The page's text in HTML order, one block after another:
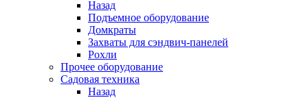
Назад
Подъемное оборудование
Домкраты
Захваты для сэндвич-панелей
Рохли
Прочее оборудование
Садовая техника
Назад